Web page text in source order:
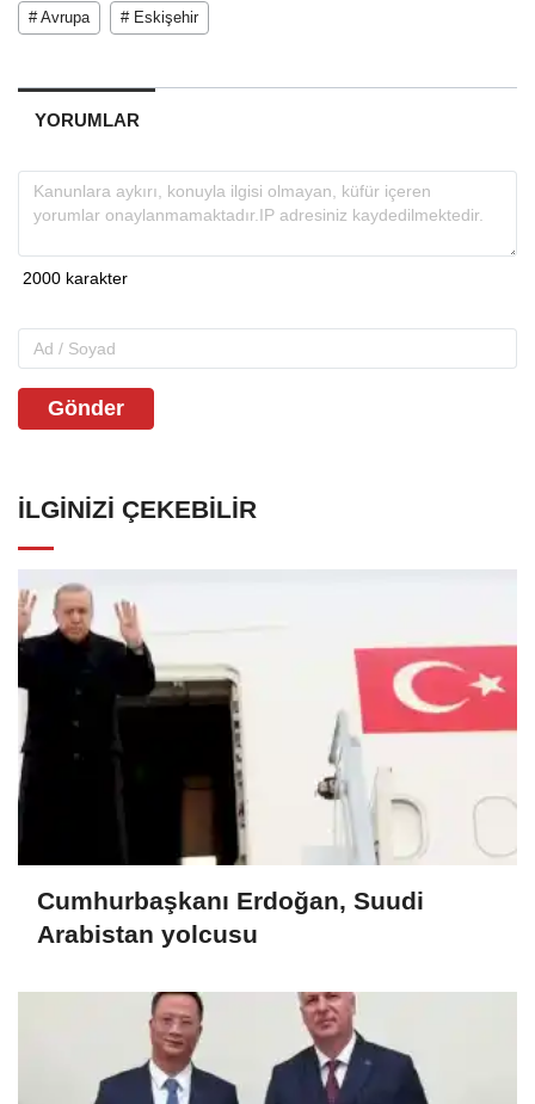
# Avrupa # Eskişehir
YORUMLAR
Gönder
İLGINIZI ÇEKEBILIR
Cumhurbaşkanı Erdoğan, Suudi
Arabistan yolcusu